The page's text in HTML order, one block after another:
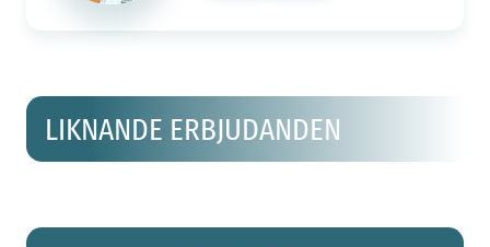
LIKNANDE ERBJUDANDEN